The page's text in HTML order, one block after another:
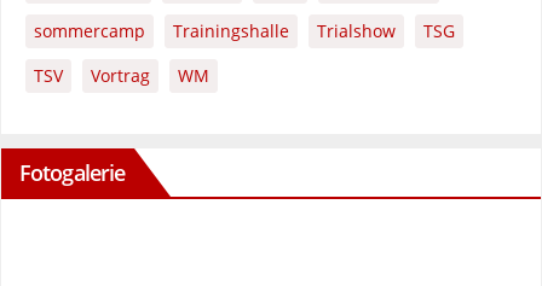
sommercamp
Trainingshalle Trialshow
TSG
TSV
Vortrag WM
Fotogalerie